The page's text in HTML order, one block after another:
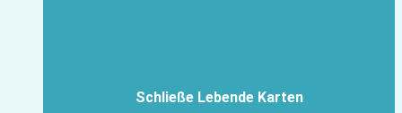
Schließe Lebende Karten